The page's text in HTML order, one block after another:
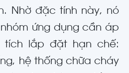
Nhờ đặc tính này, nó
ứng dụng cần áp
tích lắp đặt hạn chế:
hệ thống chữa cháy